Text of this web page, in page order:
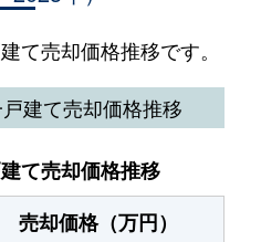
て売却価格推移です。
建て売却価格推移
て売却価格推移
売却価格（万円）